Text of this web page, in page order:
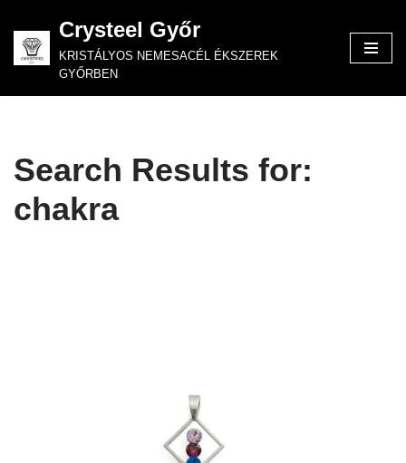
Skip
to
Crysteel Győr
KRISTÁLYOS NEMESACÉL ÉKSZEREK
GYŐRBEN
Search Results for:
chakra